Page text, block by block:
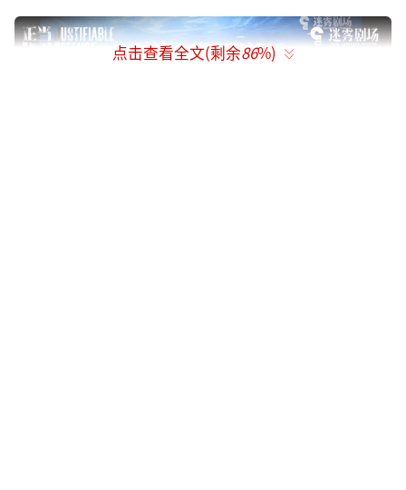
点击查看全文(剩余86%)